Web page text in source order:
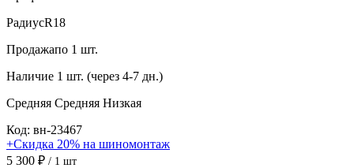
РадиусR18
Продажапо 1 шт.
Наличие 1 шт. (через 4-7 дн.)
Средняя Средняя Низкая
Код: вн-23467
+Скидка 20% на шиномонтаж
5 300 ₽ / 1 шт